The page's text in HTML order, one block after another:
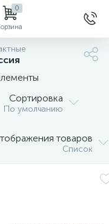
0
Сортировка
По умолчанию
товаров
Список